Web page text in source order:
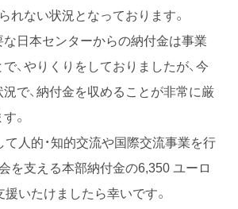
れない状況となっております。
日本センターからの納付金は事業
、やりくりをしておりましたが、今
で、納付金を収めることが非常に厳
。
人的・知的交流や国際交流事業を行
を支える本部納付金の6,350 ユーロ
援いたけましたら幸いです。